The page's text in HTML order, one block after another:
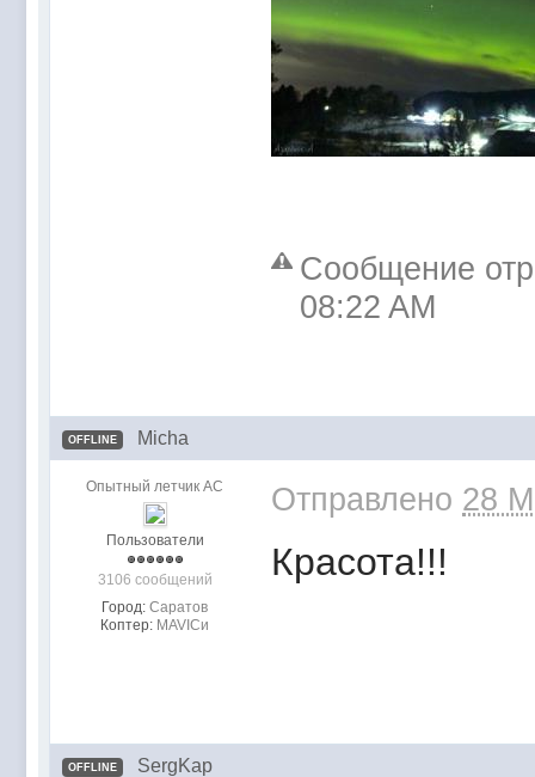
Сообщение
08:22 AM
OFFLINE Micha
Опытный летчик АС
Пользователи
3106 сообщений
Город: Саратов
Коптер: MAVICи
Отправлено 28
Красота!!!
OFFLINE SergKap